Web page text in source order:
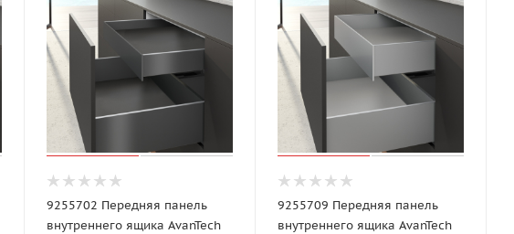
9255702 Передняя панель
внутреннего ящика AvanTech
9255709 Передняя панель
внутреннего ящика AvanTech